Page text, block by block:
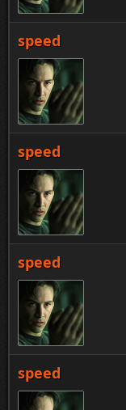
speed
speed
speed
speed